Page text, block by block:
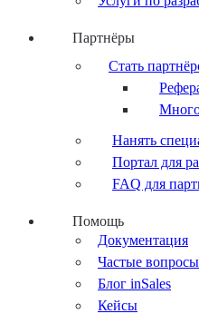
Партнёры
Стать
Нанять
Портал для
FAQ для
Помощь
Документация
Частые вопросы
Блог inSales
Кейсы